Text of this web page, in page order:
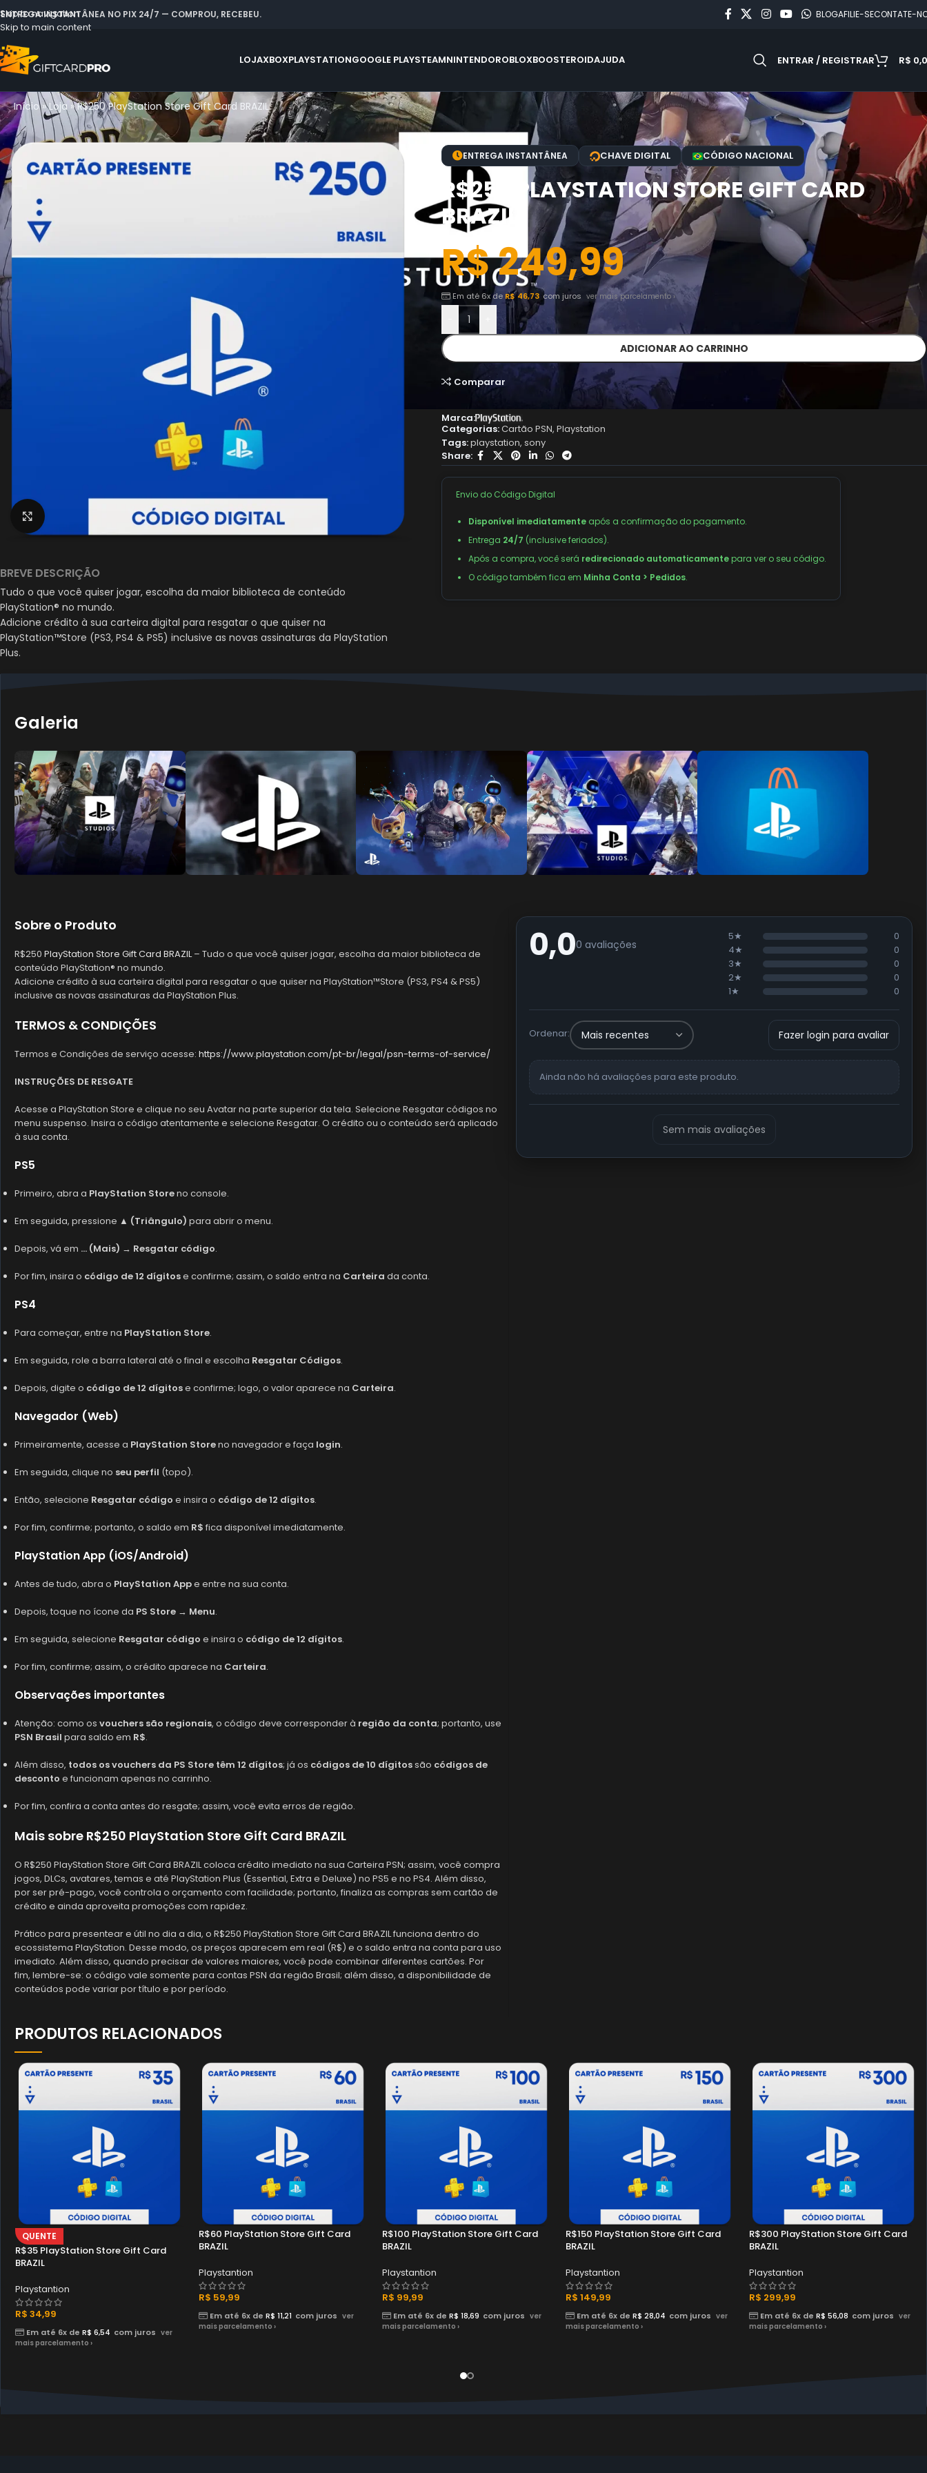
Skip to navigation
Skip to main content
ENTREGA INSTANTÂNEA NO PIX 24/7 — COMPROU, RECEBEU. BLOGAFILIE-SECONTATE-
LOJAXBOXPLAYSTATIONGOOGLE PLAYSTEAMNINTENDOROBLOXBOOSTEROIDAJUDA ENTRAR / REGISTRAR R$
Início»Loja »R$250 PlayStation Store Gift Card BRAZIL
BREVE DESCRIÇÃO
Tudo o que você quiser jogar, escolha da maior biblioteca de conteúdo
PlayStation® no mundo.
Adicione crédito à sua carteira digital para resgatar o que quiser na
PlayStation™Store (PS3, PS4 & PS5) inclusive as novas assinaturas da PlayStation
Plus.
ENTREGA INSTANTÂNEA CHAVE DIGITAL CÓDIGO NACIONAL
R$250 PLAYSTATION STORE GIFT CARD
BRAZIL
R$249,99
Em até 6x de R$46,73 com juros ver mais parcelamento ›
ADICIONAR AO CARRINHO
Comparar
Marca:
Categorias:Cartão PSN, Playstation
Tags:playstation, sony
Share:
Envio do Código Digital
Disponível imediatamenteapós a confirmação do pagamento.
Entrega 24/7 (inclusive feriados).
Após a compra, você será redirecionado automaticamentepara ver o seu código.
O código também fica em Minha Conta > Pedidos.
Galeria
Sobre o Produto
R$250 PlayStation Store Gift Card BRAZIL– Tudo o que você quiser jogar, escolha da maior biblioteca de
conteúdo PlayStation® no mundo.
Adicione crédito à sua carteira digital para resgatar o que quiser na PlayStation™Store (PS3, PS4 & PS5)
inclusive as novas assinaturas da PlayStation Plus.
TERMOS & CONDIÇÕES
Termos e Condições de serviço acesse: https://www.playstation.com/pt-br/legal/psn-terms-of-service/
INSTRUÇÕES DE RESGATE
Acesse a PlayStation Store e clique no seu Avatar na parte superior da tela. Selecione Resgatar códigos no
menu suspenso. Insira o código atentamente e selecione Resgatar. O crédito ou o conteúdo será aplicado
à sua conta.
PS5
Primeiro, abra a PlayStation Storeno console.
Em seguida, pressione ▲ (Triângulo) para abrir o menu.
Depois, vá em … (Mais) → Resgatar código.
Por fim, insira o código de 12 dígitose confirme; assim, o saldo entra na Carteira da conta.
PS4
Para começar, entre na PlayStation Store.
Em seguida, role a barra lateral até o final e escolha Resgatar Códigos.
Depois, digite o código de 12 dígitose confirme; logo, o valor aparece na Carteira.
Navegador (Web)
Primeiramente, acesse a PlayStation Storeno navegador e faça login.
Em seguida, clique no seu perfil (topo).
Então, selecione Resgatar código e insira o código de 12 dígitos.
Por fim, confirme; portanto, o saldo em R$ fica disponível imediatamente.
PlayStation App (iOS/Android)
Antes de tudo, abra o PlayStation Appe entre na sua conta.
Depois, toque no ícone da PS Store → Menu.
Em seguida, selecione Resgatar código e insira o código de 12 dígitos.
Por fim, confirme; assim, o crédito aparece na Carteira.
Observações importantes
Atenção: como os vouchers são regionais, o código deve corresponder à região da conta; portanto, use
PSN Brasil para saldo em R$.
Além disso, todos os vouchers da PS Store têm 12 dígitos; já os códigos de 10 dígitossão códigos de
desconto e funcionam apenas no carrinho.
Por fim, confira a conta antes do resgate; assim, você evita erros de região.
Mais sobre R$250 PlayStation Store Gift Card BRAZIL
O R$250 PlayStation Store Gift Card BRAZIL coloca crédito imediato na sua Carteira PSN; assim, você compra
jogos, DLCs, avatares, temas e até PlayStation Plus (Essential, Extra e Deluxe) no PS5 e no PS4. Além disso,
por ser pré-pago, você controla o orçamento com facilidade; portanto, finaliza as compras sem cartão de
crédito e ainda aproveita promoções com rapidez.
Prático para presentear e útil no dia a dia, o R$250 PlayStation Store Gift Card BRAZIL funciona dentro do
ecossistema PlayStation. Desse modo, os preços aparecem em real (R$) e o saldo entra na conta para uso
imediato. Além disso, quando precisar de valores maiores, você pode combinar diferentes cartões. Por
fim, lembre-se: o código vale somente para contas PSN da região Brasil; além disso, a disponibilidade de
conteúdos pode variar por título e por período.
0,00 avaliações
5★
0
4★
0
3★
0
2★
0
1★
0
Ordenar: Fazer login para avaliar
Ainda não há avaliações para este produto.
Sem mais avaliações
PRODUTOS RELACIONADOS
QUENTE
R$35 PlayStation Store Gift Card
BRAZIL
Playstantion
R$ 34,99
Em até 6x de R$ 6,54 com juros ver
mais parcelamento ›
R$60 PlayStation Store Gift Card
BRAZIL
Playstantion
R$ 59,99
Em até 6x de R$ 11,21 com juros ver
mais parcelamento ›
R$100 PlayStation Store Gift Card
BRAZIL
Playstantion
R$ 99,99
Em até 6x de R$ 18,69 com juros ver
mais parcelamento ›
R$150 PlayStation Store Gift Card
BRAZIL
Playstantion
R$ 149,99
Em até 6x de R$ 28,04 com juros ver
mais parcelamento ›
R$300 PlayStation Store Gift Card
BRAZIL
Playstantion
R$ 299,99
Em até 6x de R$ 56,08 com juros ver
mais parcelamento ›